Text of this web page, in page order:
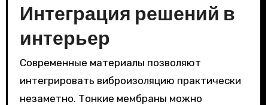
Интеграция решений в
интерьер
Современные материалы позволяют
интегрировать виброизоляцию практически
незаметно. Тонкие мембраны можно